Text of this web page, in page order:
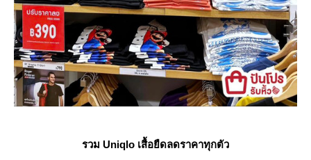
รวม Uniqlo เสื้อยืดลดราคาทุกตัว